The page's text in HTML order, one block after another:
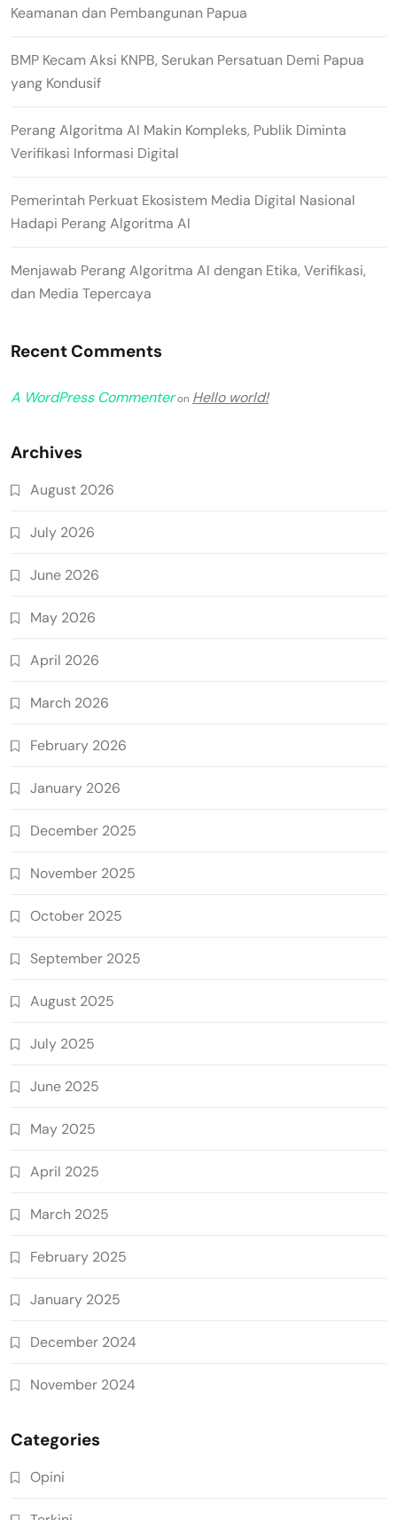
Keamanan dan Pembangunan Papua
BMP Kecam Aksi KNPB, Serukan Persatuan Demi Papua
yang Kondusif
Perang Algoritma AI Makin Kompleks, Publik Diminta
Verifikasi Informasi Digital
Pemerintah Perkuat Ekosistem Media Digital Nasional
Hadapi Perang Algoritma AI
Menjawab Perang Algoritma AI dengan Etika, Verifikasi,
dan Media Tepercaya
Recent Comments
A WordPress Commenteron Hello world!
Archives
August 2026
July 2026
June 2026
May 2026
April 2026
March 2026
February 2026
January 2026
December 2025
November 2025
October 2025
September 2025
August 2025
July 2025
June 2025
May 2025
April 2025
March 2025
February 2025
January 2025
December 2024
November 2024
Categories
Opini